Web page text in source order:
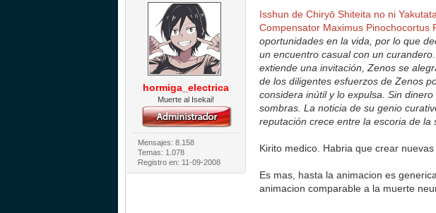
hormiga_electrica
Muerte al Isekai!
Mensajes: 8.158
Temas: 1.078
Registro en: 11-09-2008
Isshun de Chiryō Shiteita no ni
Compensator Maximus Pinochocortus
oportunidades en la vida, por lo que
un encuentro casual con un
extiende una invitación, Zenos se
de los diligentes esfuerzos de Zenos
considera inútil y lo expulsa. Sin
sombras. La noticia de su genio
reputación crece entre la escoria de
Kirito medico. Habria que crear
Es mas, hasta la animacion es
animacion comparable a la muerte